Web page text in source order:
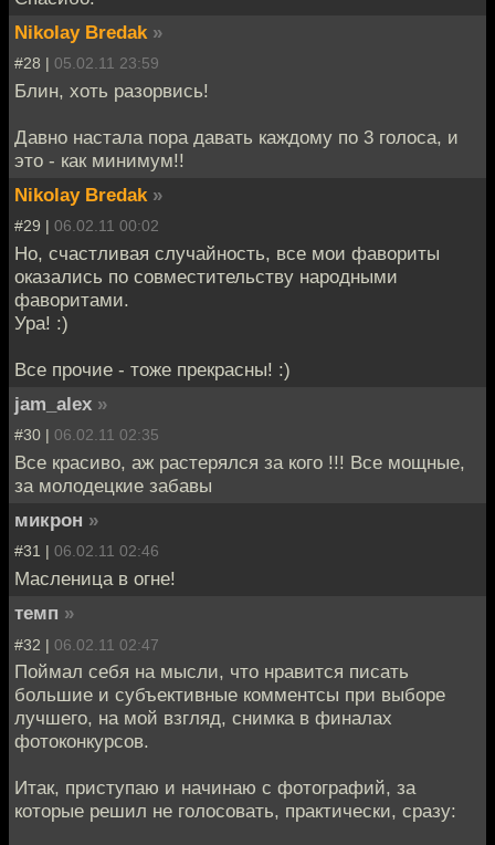
Nikolay Bredak »
#28 | 05.02.11 23:59
Блин, хоть разорвись!
Давно настала пора давать каждому по 3 голоса, и
это - как минимум!!
Nikolay Bredak »
#29 | 06.02.11 00:02
Но, счастливая случайность, все мои фавориты
оказались по совместительству народными
фаворитами.
Ура! :)
Все прочие - тоже прекрасны! :)
jam_alex »
#30 | 06.02.11 02:35
Все красиво, аж растерялся за кого !!! Все мощные,
за молодецкие забавы
микрон »
#31 | 06.02.11 02:46
Масленица в огне!
темп »
#32 | 06.02.11 02:47
Поймал себя на мысли, что нравится писать
большие и субъективные комментсы при выборе
лучшего, на мой взгляд, снимка в финалах
фотоконкурсов.
Итак, приступаю и начинаю с фотографий, за
которые решил не голосовать, практически, сразу: